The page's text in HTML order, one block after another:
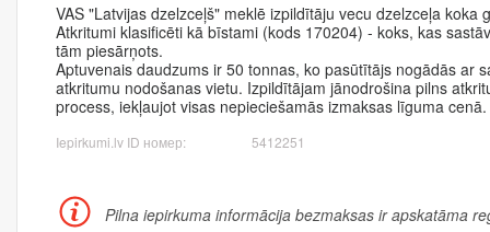
VAS "Latvijas dzelzceļš" meklē izpildītāju vecu dzelzceļa koka
Atkritumi klasificēti kā bīstami (kods 170204) - koks, kas
tām piesārņots.
Aptuvenais daudzums ir 50 tonnas, ko pasūtītājs nogādās ar
atkritumu nodošanas vietu. Izpildītājam jānodrošina pilns
process, iekļaujot visas nepieciešamās izmaksas līguma cenā.
Iepirkumi.lv ID номер: 5412251
Pilna iepirkuma informācija bezmaksas ir apskatāma